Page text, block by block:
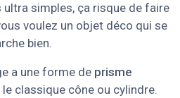
ultra simples, ça risque de faire
voulez un objet déco qui se
bien.
a une forme de prisme
le classique cône ou cylindre.